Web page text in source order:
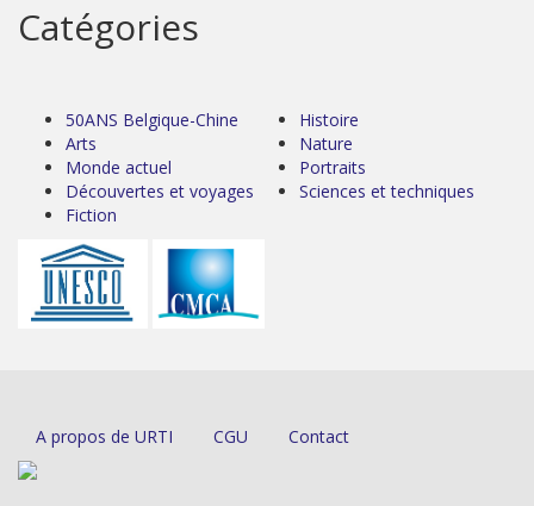
Catégories
50ANS Belgique-Chine
Arts
Monde actuel
Découvertes et voyages
Fiction
Histoire
Nature
Portraits
Sciences et techniques
A propos de URTI CGU Contact